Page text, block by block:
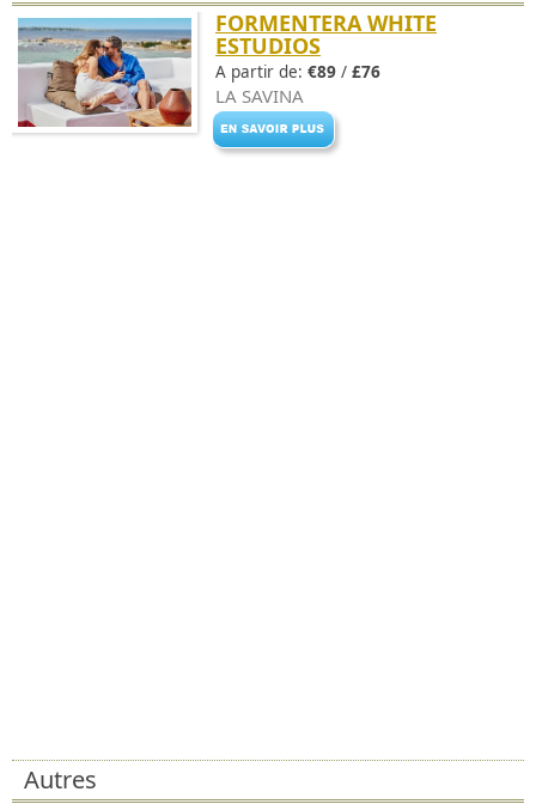
FORMENTERA WHITE
ESTUDIOS
A partir de: €89 / £76
LA SAVINA
Autres